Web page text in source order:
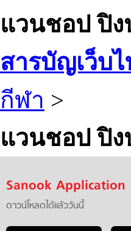
แวนชอป ปิง
สารบัญเว็บ
กีฬา >
แวนชอป ปิง
Sanook Application
ดาวน์โหลดได้แล้ววันนี้